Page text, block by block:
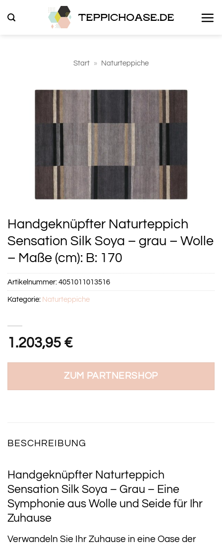
Inhalt
Start » Naturteppiche
Handgeknüpfter Naturteppich
Sensation Silk Soya – grau – Wolle
– Maße (cm): B: 170
1.203,95 €
ZUM PARTNERSHOP
Artikelnummer:4051011013516
Kategorie: Naturteppiche
BESCHREIBUNG
Handgeknüpfter Naturteppich
Sensation Silk Soya – Grau – Eine
Symphonie aus Wolle und Seide für Ihr
Zuhause
Verwandeln Sie Ihr Zuhause in eine Oase der